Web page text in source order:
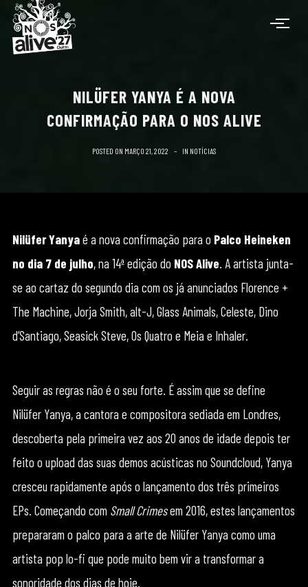
NILÜFER YANYA É A NOVA
CONFIRMAÇÃO PARA O NOS ALIVE
POSTED ON MARÇO 21, 2022 IN NOTÍCIAS
Nilüfer Yanyaé a nova confirmação para o Palco Heineken
no dia 7 de julho, na 14ª edição do NOS Alive. A artista junta-
se ao cartaz do segundo dia com os já anunciados Florence +
The Machine, Jorja Smith, alt-J, Glass Animals, Celeste, Dino
d’Santiago, Seasick Steve, Os Quatro e Meia e Inhaler.
Seguir as regras não é o seu forte. É assim que se define
Nilüfer Yanya, a cantora e compositora sediada em Londres,
descoberta pela primeira vez aos 20 anos de idade depois ter
feito o upload das suas demos acústicas no Soundcloud, Yanya
cresceu rapidamente após o lançamento dos três primeiros
EPs. Começando com Small Crimesem 2016, estes lançamentos
prepararam o palco para a arte de Nilüfer Yanya como uma
artista pop lo-fi que pode muito bem vir a transformar a
sonoridade dos dias de hoje.